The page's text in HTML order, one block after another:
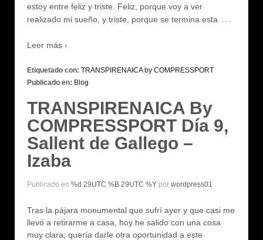
estoy entre feliz y triste. Feliz, porque voy a ver
realizado mi sueño, y triste, porque se termina esta …
Leer más ›
Etiquetado con: TRANSPIRENAICA by COMPRESSPORT
Publicado en: Blog
TRANSPIRENAICA By
COMPRESSPORT Día 9,
Sallent de Gallego –
Izaba
Publicado en %d 29UTC %B 29UTC %Y por wordpress01
Tras la pájara monumental que sufrí ayer y que casi me
llevó a retirarme a casa, hoy he salido con una cosa
muy clara; quería darle otra oportunidad a este